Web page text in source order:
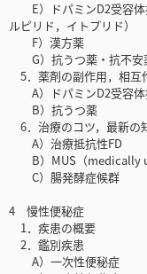
E）ドパミンD2受容体
ルピリド，イトプリド）
F）漢方薬
G）抗うつ薬・抗不安
5．薬剤の副作用，相互
A）ドパミンD2受容体
B）抗うつ薬
6．治療のコツ，最新の
A）治療抵抗性FD
B）MUS（medically
C）腸発酵症候群
4 慢性便秘症
1．疾患の概要
2．鑑別疾患
A）一次性便秘症